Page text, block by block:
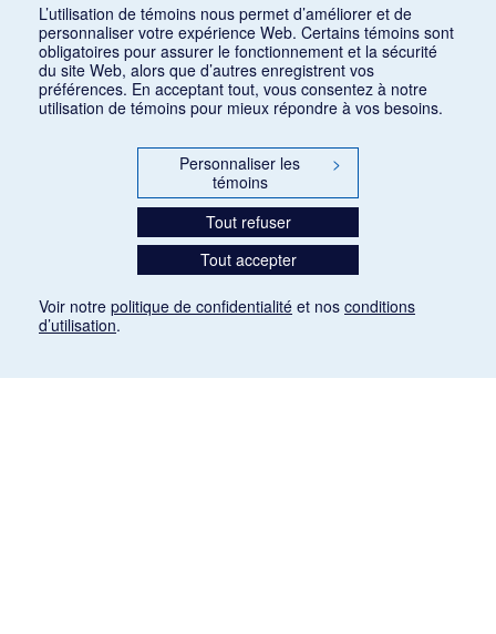
L’utilisation de témoins nous permet d’améliorer et de
personnaliser votre expérience Web. Certains témoins sont
obligatoires pour assurer le fonctionnement et la sécurité
du site Web, alors que d’autres enregistrent vos
préférences. En acceptant tout, vous consentez à notre
utilisation de témoins pour mieux répondre à vos besoins.
Personnaliser les
témoins
>
Tout refuser
Tout accepter
Voir notre politique de confidentialité et nos conditions
d’utilisation.